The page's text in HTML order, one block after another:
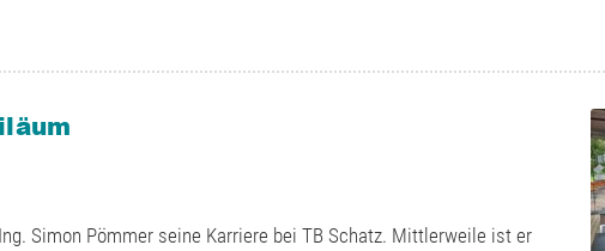
Simon Pömmer seine Karriere bei TB Schatz. Mittlerweile ist er